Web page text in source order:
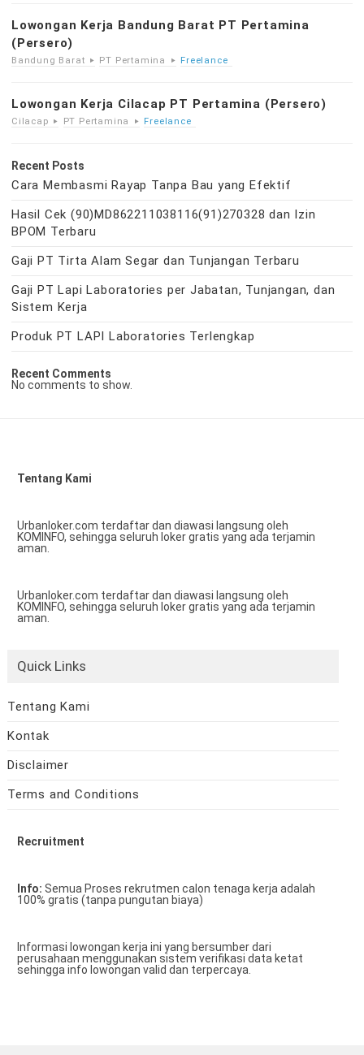
Lowongan Kerja Bandung Barat PT Pertamina
(Persero)
Bandung Barat PT Pertamina Freelance
Lowongan Kerja Cilacap PT Pertamina (Persero)
Cilacap PT Pertamina Freelance
Recent Posts
Cara Membasmi Rayap Tanpa Bau yang Efektif
Hasil Cek (90)MD862211038116(91)270328 dan Izin
BPOM Terbaru
Gaji PT Tirta Alam Segar dan Tunjangan Terbaru
Gaji PT Lapi Laboratories per Jabatan, Tunjangan, dan
Sistem Kerja
Produk PT LAPI Laboratories Terlengkap
Recent Comments
No comments to show.
Tentang Kami
Urbanloker.com terdaftar dan diawasi langsung oleh
KOMINFO, sehingga seluruh loker gratis yang ada terjamin
aman.
Urbanloker.com terdaftar dan diawasi langsung oleh
KOMINFO, sehingga seluruh loker gratis yang ada terjamin
aman.
Quick Links
Tentang Kami
Kontak
Disclaimer
Terms and Conditions
Recruitment
Info: Semua Proses rekrutmen calon tenaga kerja adalah
100% gratis (tanpa pungutan biaya)
Informasi lowongan kerja ini yang bersumber dari
perusahaan menggunakan sistem verifikasi data ketat
sehingga info lowongan valid dan terpercaya.